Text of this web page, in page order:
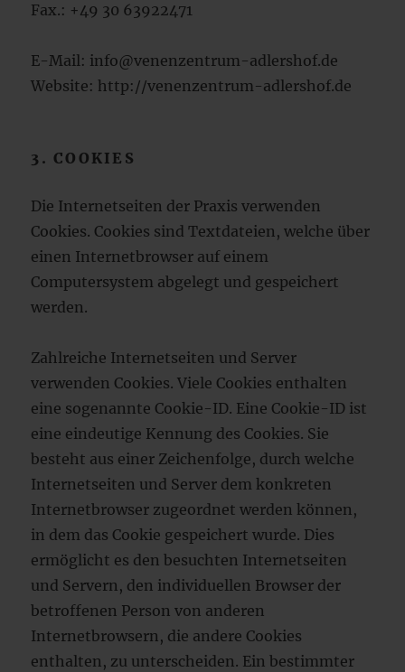
Fax.: +49 30 63922471
E-Mail: info@venenzentrum-adlershof.de
Website: http://venenzentrum-adlershof.de
3. COOKIES
Die Internetseiten der Praxis verwenden
Cookies. Cookies sind Textdateien, welche über
einen Internetbrowser auf einem
Computersystem abgelegt und gespeichert
werden.
Zahlreiche Internetseiten und Server
verwenden Cookies. Viele Cookies enthalten
eine sogenannte Cookie-ID. Eine Cookie-ID ist
eine eindeutige Kennung des Cookies. Sie
besteht aus einer Zeichenfolge, durch welche
Internetseiten und Server dem konkreten
Internetbrowser zugeordnet werden können,
in dem das Cookie gespeichert wurde. Dies
ermöglicht es den besuchten Internetseiten
und Servern, den individuellen Browser der
betroffenen Person von anderen
Internetbrowsern, die andere Cookies
enthalten, zu unterscheiden. Ein bestimmter